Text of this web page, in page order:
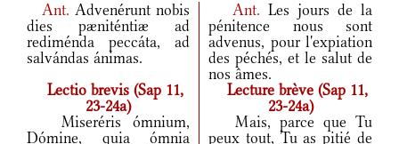
Ant.Advenérunt nobis
dies pæniténtiæ ad
rediménda peccáta, ad
salvándas ánimas.
Ant. Les jours de la
pénitence nous sont
advenus, pour l'expiation
des péchés, et le salut de
nos âmes.
Lectio brevis (Sap 11,
23-24a)
Lecture brève (Sap 11,
23-24a)
Miseréris ómnium,
Dómine, quia ómnia
Mais, parce que Tu
peux tout, Tu as pitié de